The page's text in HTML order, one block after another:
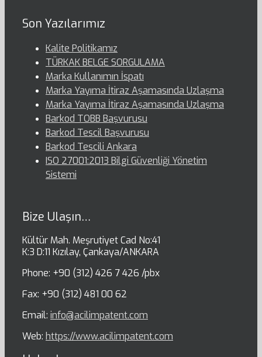
Son Yazılarımız
Kalite Politikamız
TÜRKAK BELGE SORGULAMA
Marka Kullanımın İspatı
Marka Yayıma İtiraz Aşamasında Uzlaşma
Marka Yayıma İtiraz Aşamasında Uzlaşma
Barkod TOBB Başvurusu
Barkod Tescil Başvurusu
Barkod Tescili Ankara
ISO 27001:2013 Bilgi Güvenliği Yönetim
Sistemi
Bize Ulaşın…
Kültür Mah. Meşrutiyet Cad No:41
K:3 D:11 Kızılay, Çankaya/ANKARA
Phone: +90 (312) 426 7 426 /pbx
Fax: +90 (312) 481 00 62
Email: info@acilimpatent.com
Web: https://www.acilimpatent.com